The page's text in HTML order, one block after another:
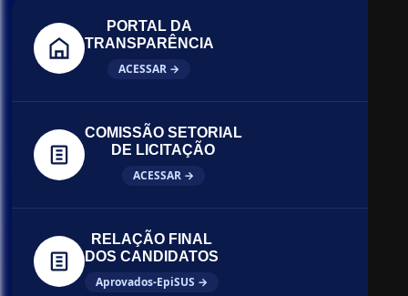
PORTAL DA
TRANSPARÊNCIA
ACESSAR →
COMISSÃO SETORIAL
DE LICITAÇÃO
ACESSAR →
RELAÇÃO FINAL
DOS CANDIDATOS
Aprovados-EpiSUS →